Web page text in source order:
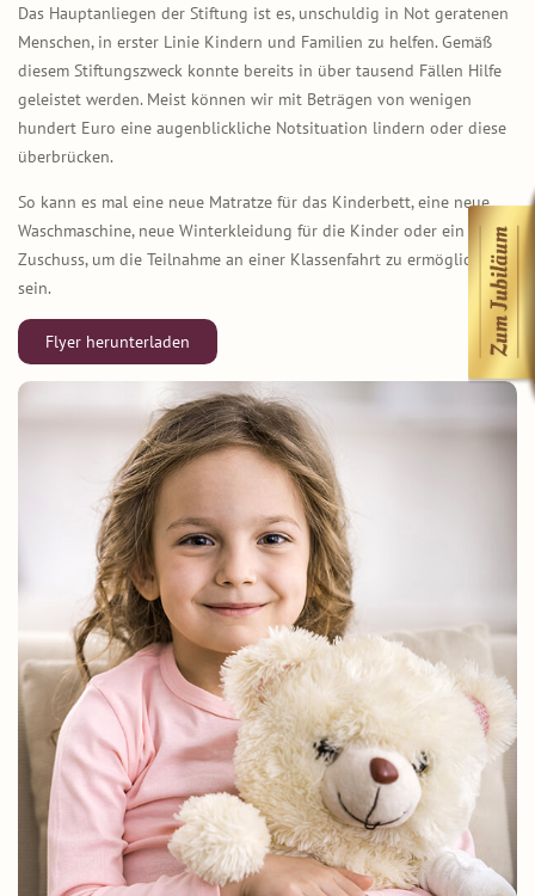
Das Hauptanliegen der Stiftung ist es, unschuldig in Not geratenen
Menschen, in erster Linie Kindern und Familien zu helfen. Gemäß
diesem Stiftungszweck konnte bereits in über tausend Fällen Hilfe
geleistet werden. Meist können wir mit Beträgen von wenigen
hundert Euro eine augenblickliche Notsituation lindern oder diese
überbrücken.
So kann es mal eine neue Matratze für das Kinderbett, eine neue
Waschmaschine, neue Winterkleidung für die Kinder oder ein
Zuschuss, um die Teilnahme an einer Klassenfahrt zu ermöglichen,
sein.
Flyer herunterladen